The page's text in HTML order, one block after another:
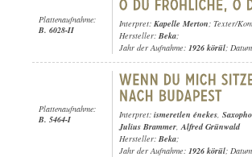
Plattenaufnahme:
B. 6028-II
Interpret: Kapelle Merton; Texter/
Hersteller: Beka;
Jahr der Aufnahme: 1926 körül;
Plattenaufnahme:
B. 5464-I
Interpret: ismeretlen énekes,
Julius Brammer,Alfred Grünwald
Hersteller: Beka;
Jahr der Aufnahme: 1926 körül;